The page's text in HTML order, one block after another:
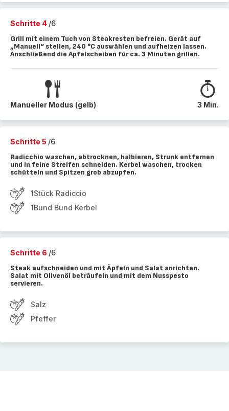
Schritte 4 /6
Grill mit einem Tuch von Steakresten befreien. Gerät auf
„Manuell“ stellen, 240 °C auswählen und aufheizen lassen.
Anschließend die Apfelscheiben für ca. 3 Minuten grillen.
Manueller Modus (gelb) 3 Min.
Schritte 5 /6
Radicchio waschen, abtrocknen, halbieren, Strunk entfernen
und in feine Streifen schneiden. Kerbel waschen, trocken
schütteln und Spitzen grob abzupfen.
1Stück Radiccio
1Bund Bund Kerbel
Schritte 6 /6
Steak aufschneiden und mit Äpfeln und Salat anrichten.
Salat mit Olivenöl beträufeln und mit dem Nusspesto
servieren.
Salz
Pfeffer